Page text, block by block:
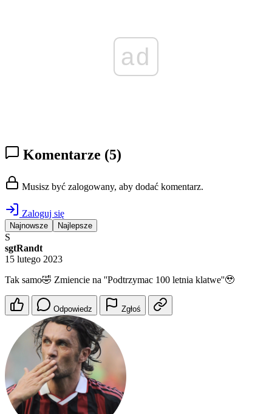
ad
Komentarze (5)
Musisz być zalogowany, aby dodać komentarz.
Zaloguj się
Najnowsze Najlepsze
S
sgtRandt
15 lutego 2023
Tak samo🤣 Zmiencie na ''Podtrzymac 100 letnia klatwe''🥹
Odpowiedz Zgłoś